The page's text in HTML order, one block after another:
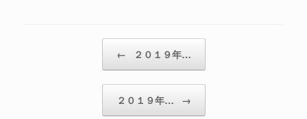
← ２０１９年…
２０１９年… →